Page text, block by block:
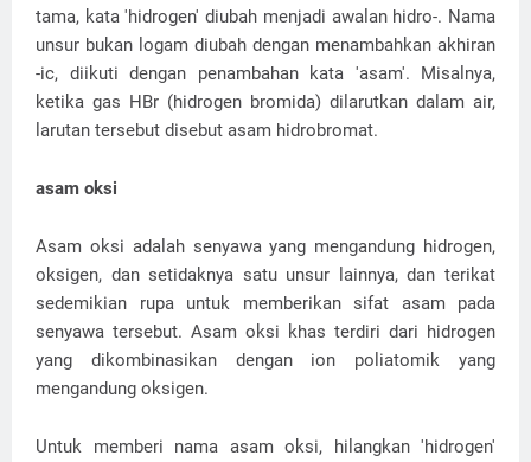
tama, kata 'hidrogen' diubah menjadi awalan hidro-. Nama
unsur bukan logam diubah dengan menambahkan akhiran
-ic, diikuti dengan penambahan kata 'asam'. Misalnya,
ketika gas HBr (hidrogen bromida) dilarutkan dalam air,
larutan tersebut disebut asam hidrobromat.
asam oksi
Asam oksi adalah senyawa yang mengandung hidrogen,
oksigen, dan setidaknya satu unsur lainnya, dan terikat
sedemikian rupa untuk memberikan sifat asam pada
senyawa tersebut. Asam oksi khas terdiri dari hidrogen
yang dikombinasikan dengan ion poliatomik yang
mengandung oksigen.
Untuk memberi nama asam oksi, hilangkan 'hidrogen'